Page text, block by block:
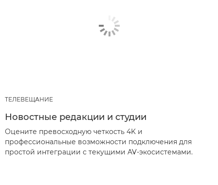
ТЕЛЕВЕЩАНИЕ
Новостные редакции и студии
Оцените превосходную четкость 4K и
профессиональные возможности подключения для
простой интеграции с текущими AV-экосистемами.